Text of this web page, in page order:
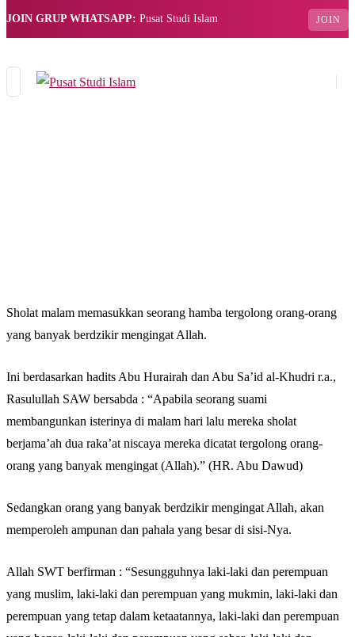
JOIN GRUP WHATSAPP: Pusat Studi Islam JOIN
Sholat malam memasukkan seorang hamba tergolong orang-orang
yang banyak berdzikir mengingat Allah.
Ini berdasarkan hadits Abu Hurairah dan Abu Sa’id al-Khudri r.a.,
Rasulullah SAW bersabda : “Apabila seorang suami
membangunkan isterinya di malam hari lalu mereka sholat
berjama’ah dua raka’at niscaya mereka dicatat tergolong orang-
orang yang banyak mengingat (Allah).” (HR. Abu Dawud)
Sedangkan orang yang banyak berdzikir mengingat Allah, akan
memperoleh ampunan dan pahala yang besar di sisi-Nya.
Allah SWT berfirman : “Sesungguhnya laki-laki dan perempuan
yang muslim, laki-laki dan perempuan yang mukmin, laki-laki dan
perempuan yang tetap dalam ketaatannya, laki-laki dan perempuan